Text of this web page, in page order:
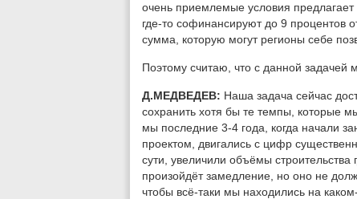
очень приемлемые условия
где-то софинансируют до 9 процентов
сумма, которую могут регионы себе
Поэтому считаю, что с данной задачей
Д.МЕДВЕДЕВ: Наша задача сейчас
сохранить хотя бы те темпы, которые
мы последние 3-4 года, когда начали
проектом, двигались с цифр
сути, увеличили объёмы строительства
произойдёт замедление, но оно не
чтобы всё-таки мы находились на